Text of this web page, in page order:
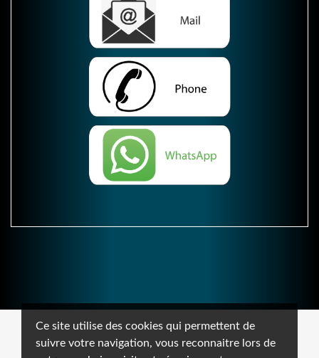
Ce site utilise des cookies qui permettent de
suivre votre navigation, vous reconnaitre lors de